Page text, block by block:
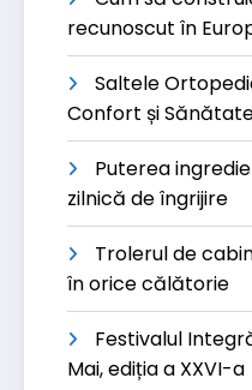
recunoscut în
Saltele
Confort și
Puterea
zilnică de îngrijire
Trolerul de
în orice călătorie
Festivalul
Mai, ediția a XXVI-a